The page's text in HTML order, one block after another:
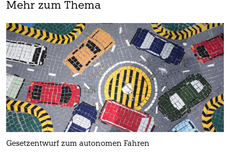
Mehr zum Thema
Gesetzentwurf zum autonomen Fahren